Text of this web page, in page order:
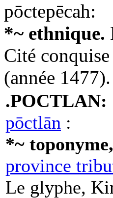
pōctepēcah:
*~ ethnique.
Cité
(année 1477).
.POCTLAN:
pōctlān :
*~ toponyme,
province
Le glyphe,